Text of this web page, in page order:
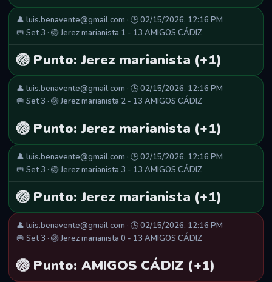
👤 luis.benavente@gmail.com · 🕒 02/15/2026, 12:16 PM
🥅 Set 3 · 🏐 Jerez marianista 1 - 13 AMIGOS CÁDIZ
🏐 Punto: Jerez marianista (+1)
👤 luis.benavente@gmail.com · 🕒 02/15/2026, 12:16 PM
🥅 Set 3 · 🏐 Jerez marianista 2 - 13 AMIGOS CÁDIZ
🏐 Punto: Jerez marianista (+1)
👤 luis.benavente@gmail.com · 🕒 02/15/2026, 12:16 PM
🥅 Set 3 · 🏐 Jerez marianista 3 - 13 AMIGOS CÁDIZ
🏐 Punto: Jerez marianista (+1)
👤 luis.benavente@gmail.com · 🕒 02/15/2026, 12:16 PM
🥅 Set 3 · 🏐 Jerez marianista 0 - 13 AMIGOS CÁDIZ
🏐 Punto: AMIGOS CÁDIZ (+1)